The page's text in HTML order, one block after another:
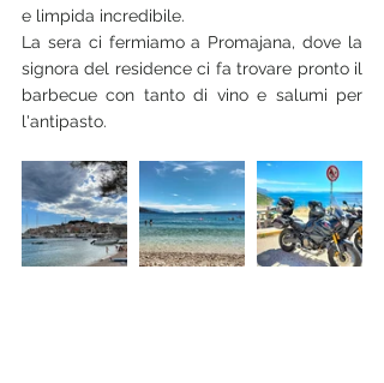
e limpida incredibile.
La sera ci fermiamo a Promajana, dove la
signora del residence ci fa trovare pronto il
barbecue con tanto di vino e salumi per
l'antipasto.